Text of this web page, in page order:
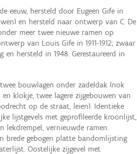
eeuw, hersteld door Eugeen Gife in
en hersteld naar ontwerp van C. De
meer twee nieuwe ramen op
van Louis Gife in 1911-1912; zwaar
en hersteld in 1948. Gerestaureerd in
bouwlagen onder zadeldak (nok
klokje, twee lagere zijgebouwen van
op de straat, leien). Identieke
lijstgevels met geprofileerde kroonlijst,
lekdrempel, vernieuwde ramen.
brede gebogen platte bandomlijsting
Oostelijke zijgevel met